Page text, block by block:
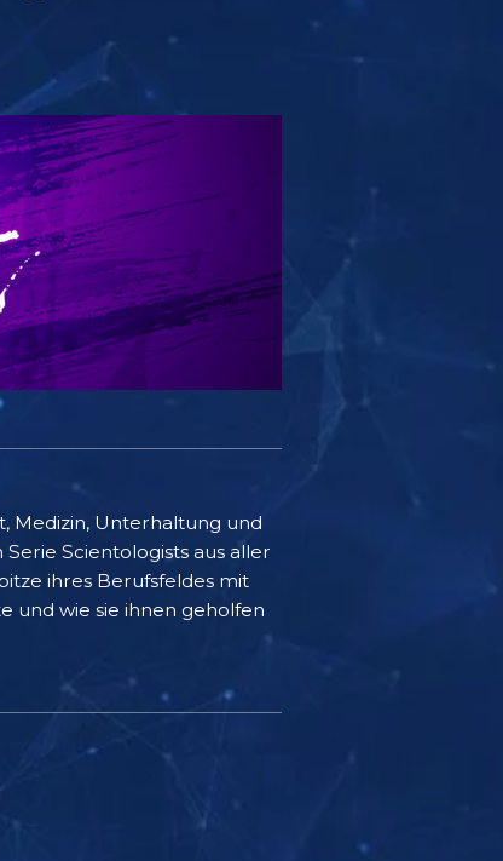
Medizin, Unterhaltung und
Scientologists aus aller
ihres Berufsfeldes mit
und wie sie ihnen geholfen